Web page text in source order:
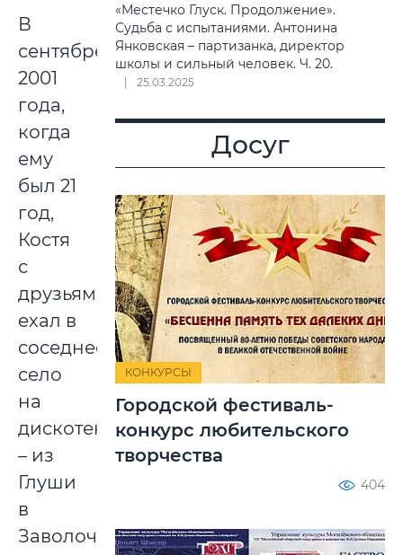
В
сентябре
2001
года,
когда
ему
был 21
год,
Костя
с
друзьями
ехал в
соседнее
село
на
дискотеку
– из
Глуши
в
Заволочицы,
«Местечко Глуск. Продолжение».
Судьба с испытаниями. Антонина
Янковская – партизанка, директор
школы и сильный человек. Ч. 20.
25.03.2025
Досуг
КОНКУРСЫ
Городской фестиваль-
конкурс любительского
творчества
404